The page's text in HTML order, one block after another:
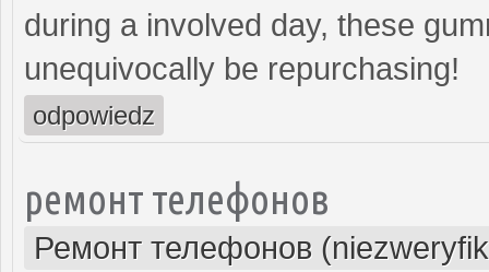
during a involved day, these
unequivocally be repurchasing!
odpowiedz
ремонт телефонов
Ремонт телефонов